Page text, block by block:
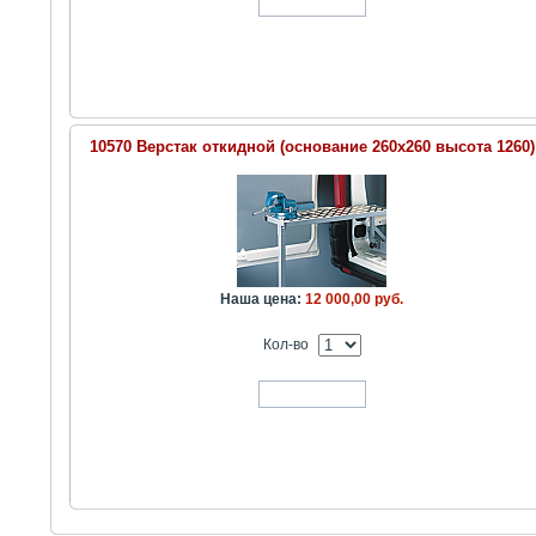
10570 Верстак откидной (основание 260х260 высота 1260)
Наша цена: 12 000,00 руб.
Кол-во